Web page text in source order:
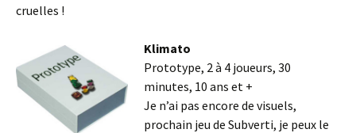
cruelles !
Klimato
Prototype, 2 à 4 joueurs, 30
minutes, 10 ans et +
Je n’ai pas encore de visuels,
prochain jeu de Subverti, je peux le